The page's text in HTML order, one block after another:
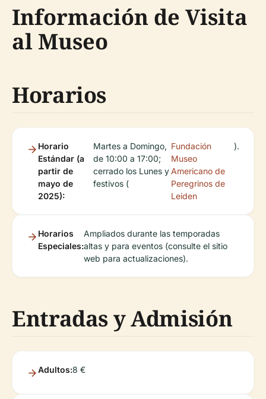
Información de Visita
al Museo
Horarios
Horario
Estándar (a
partir de
mayo de
2025):
Martes a Domingo,
de 10:00 a 17:00;
cerrado los Lunes y
festivos (
Fundación
Museo
Americano de
Peregrinos de
Leiden
).
Horarios
Especiales:
Ampliados durante las temporadas
altas y para eventos (consulte el sitio
web para actualizaciones).
Entradas y Admisión
Adultos:8 €